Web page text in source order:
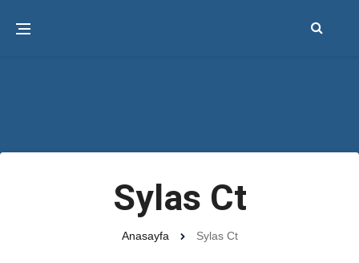
Sylas Ct
Anasayfa Sylas Ct